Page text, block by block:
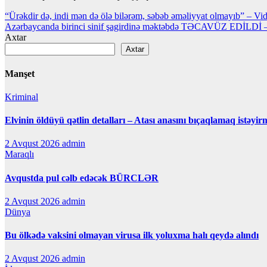
Yazı
naviqasiyası
“Ürəkdir də, indi mən də ölə bilərəm, səbəb əməliyyat olmayıb” –
Azərbaycanda birinci sinif şagirdinə məktəbdə TƏCAVÜZ EDİLDİ
Axtar
Axtar
Manşet
Kriminal
Elvinin öldüyü qətlin detalları – Atası anasını bıçaqlamaq
2 Avqust 2026 admin
Maraqlı
Avqustda pul cəlb edəcək BÜRCLƏR
2 Avqust 2026 admin
Dünya
Bu ölkədə vaksini olmayan virusa ilk yoluxma halı qeydə alındı
2 Avqust 2026 admin